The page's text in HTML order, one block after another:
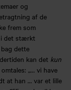
og
af de
frem som
i det stærkt
dette
kan det kun
„… vi have
at han … var et lille